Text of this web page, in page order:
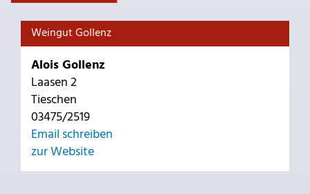
Weingut Gollenz
Alois Gollenz
Laasen 2
Tieschen
03475/2519
Email schreiben
zur Website